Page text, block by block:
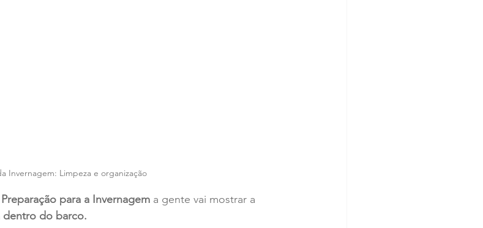
Invernagem: Limpeza e organização
para a Invernagem a gente vai mostrar a
dentro do barco.